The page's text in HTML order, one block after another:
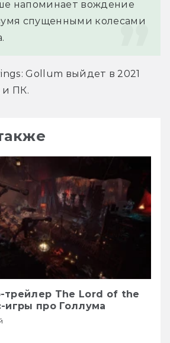
напоминает вождение
спущенными колесами
Gollum выйдет в 2021
и ПК.
трейлер The Lord of the
игры про Голлума